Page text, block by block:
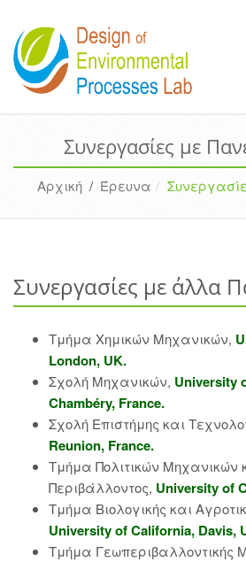
Συνεργασίες με
Αρχική / Έρευνα
Συνεργασίες με άλλα
Τμήμα Χημικών Μηχανικών,
London, UK.
Σχολή Μηχανικών, University
Chambéry, France.
Σχολή Επιστήμης και
Reunion, France.
Τμήμα Πολιτικών Μηχανικών
Περιβάλλοντος, University of
Τμήμα Βιολογικής και
University of California, Davis,
Τμήμα Γεωπεριβαλλοντικής